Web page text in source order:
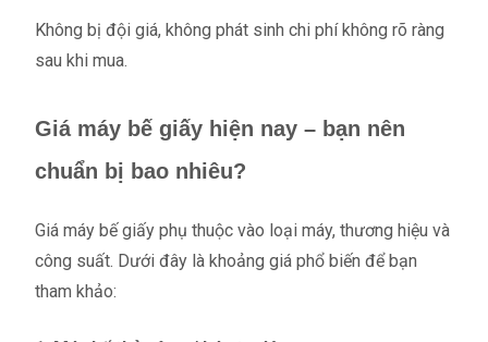
Không bị đội giá, không phát sinh chi phí không rõ ràng
sau khi mua.
Giá máy bế giấy hiện nay – bạn nên
chuẩn bị bao nhiêu?
Giá máy bế giấy phụ thuộc vào loại máy, thương hiệu và
công suất. Dưới đây là khoảng giá phổ biến để bạn
tham khảo: